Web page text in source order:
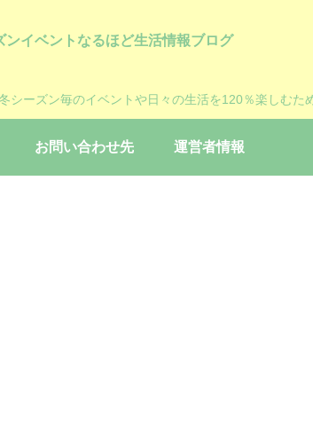
ンイベントなるほど生活情報ブログ
シーズン毎のイベントや日々の生活を120％楽しむた
お問い合わせ先 運営者情報